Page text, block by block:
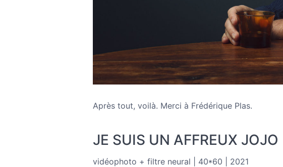
Après tout, voilà. Merci à Frédérique Plas.
JE SUIS UN AFFREUX JOJO
vidéophoto + filtre neural | 40*60 | 2021